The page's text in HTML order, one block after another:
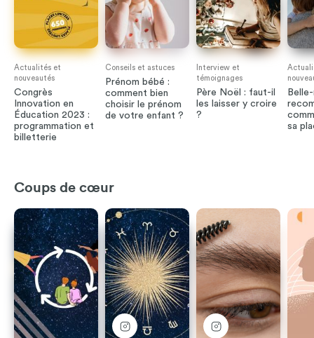
Actualités et
nouveautés
Congrès
Innovation en
Éducation 2023 :
programmation et
billetterie
Conseils et astuces
Prénom bébé :
comment bien
choisir le prénom
de votre enfant ?
Interview et
témoignages
Père Noël : faut-il
les laisser y croire
?
sa
Coups de cœur